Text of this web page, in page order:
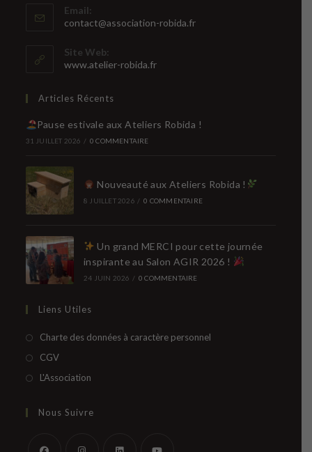
Email:
contact@association-robida.frS’ouvre
Site Web:
www.atelier-robida.fr
Articles Récents
Pause estivale aux Ateliers Robida !
31 JUILLET 2026 / 0 COMMENTAIRE
Nouveauté aux Ateliers Robida !
8 JUILLET 2026 / 0 COMMENTAIRE
Un grand MERCI pour cette journée
inspirante au Salon AGIR 2026 !
24 JUIN 2026 / 0 COMMENTAIRE
Liens Utiles
Charte des données à caractère personnelS’ouvre
CGVS’ouvre
dans
nouvel
L'AssociationS’ouvre
un
onglet
Nous Suivre